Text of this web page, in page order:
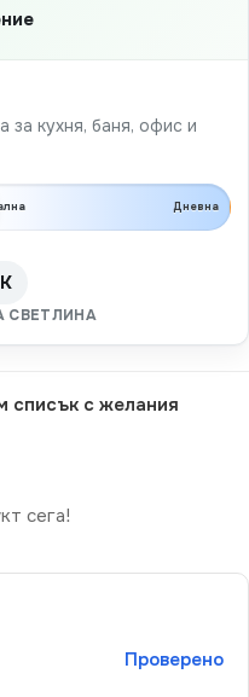
за кухня, баня, офис и
Дневна
СВЕТЛИНА
списък с желания
сега!
Проверено